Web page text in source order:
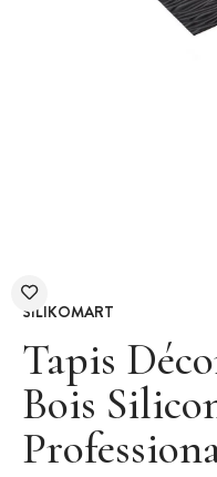
SILIKOMART
Tapis
Bois